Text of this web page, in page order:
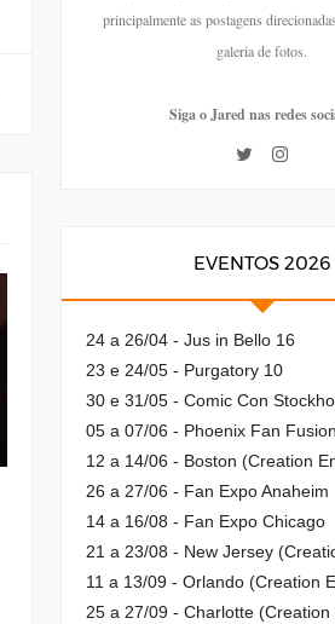
principalmente as postagens
galeria de fotos.
Siga o Jared nas redes
EVENTOS 2026
24 a 26/04 - Jus in Bello 16
23 e 24/05 - Purgatory 10
30 e 31/05 - Comic Con
05 a 07/06 - Phoenix Fan Fusion
12 a 14/06 - Boston (Creation
26 a 27/06 - Fan Expo Anaheim
14 a 16/08 - Fan Expo Chicago
21 a 23/08 - New Jersey
11 a 13/09 - Orlando (Creation
25 a 27/09 - Charlotte (Creation